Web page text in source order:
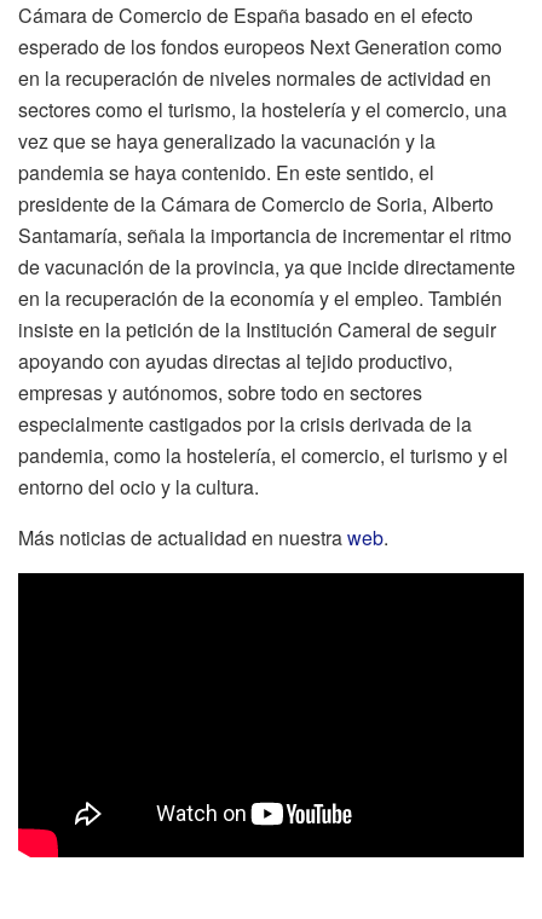
Cámara de Comercio de España basado en el efecto
esperado de los fondos europeos Next Generation como
en la recuperación de niveles normales de actividad en
sectores como el turismo, la hostelería y el comercio, una
vez que se haya generalizado la vacunación y la
pandemia se haya contenido. En este sentido, el
presidente de la Cámara de Comercio de Soria, Alberto
Santamaría, señala la importancia de incrementar el ritmo
de vacunación de la provincia, ya que incide directamente
en la recuperación de la economía y el empleo. También
insiste en la petición de la Institución Cameral de seguir
apoyando con ayudas directas al tejido productivo,
empresas y autónomos, sobre todo en sectores
especialmente castigados por la crisis derivada de la
pandemia, como la hostelería, el comercio, el turismo y el
entorno del ocio y la cultura.
Más noticias de actualidad en nuestraweb.